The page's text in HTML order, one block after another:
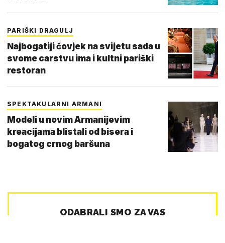
PARIŠKI DRAGULJ
Najbogatiji čovjek na svijetu sada u
svome carstvu ima i kultni pariški
restoran
SPEKTAKULARNI ARMANI
Modeli u novim Armanijevim
kreacijama blistali od bisera i
bogatog crnog baršuna